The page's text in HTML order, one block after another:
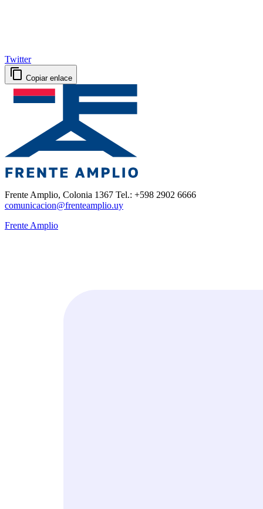
Twitter
Copiar enlace
Frente Amplio, Colonia 1367 Tel.: +598 2902 6666
comunicacion@frenteamplio.uy
Frente Amplio